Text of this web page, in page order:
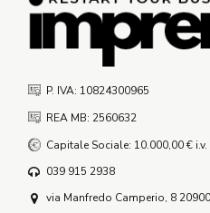
P. IVA: 10824300965
REA MB: 2560632
Capitale Sociale: 10.000,00 € i.v.
039 915 2938
via Manfredo Camperio, 8